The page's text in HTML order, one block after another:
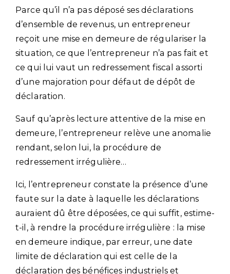
Parce qu’il n’a pas déposé ses déclarations
d’ensemble de revenus, un entrepreneur
reçoit une mise en demeure de régulariser la
situation, ce que l’entrepreneur n’a pas fait et
ce qui lui vaut un redressement fiscal assorti
d’une majoration pour défaut de dépôt de
déclaration.
Sauf qu’après lecture attentive de la mise en
demeure, l’entrepreneur relève une anomalie
rendant, selon lui, la procédure de
redressement irrégulière…
Ici, l’entrepreneur constate la présence d’une
faute sur la date à laquelle les déclarations
auraient dû être déposées, ce qui suffit, estime-
t-il, à rendre la procédure irrégulière : la mise
en demeure indique, par erreur, une date
limite de déclaration qui est celle de la
déclaration des bénéfices industriels et